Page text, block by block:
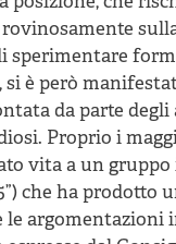
sperimentare
si è però
da parte
Proprio i
vita a un
che ha prodotto
argomentazioni